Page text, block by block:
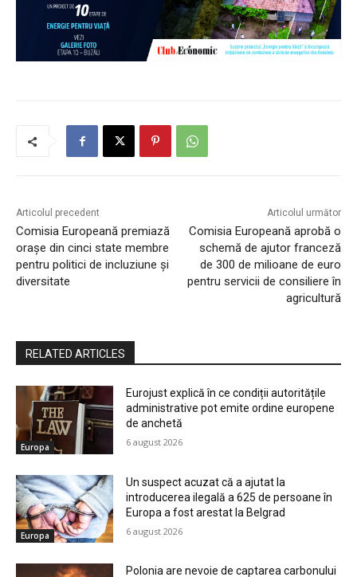
Articolul precedent
Comisia Europeană premiază
orașe din cinci state membre
pentru politici de incluziune și
diversitate
Articolul următor
Comisia Europeană aprobă o
schemă de ajutor franceză
de 300 de milioane de euro
pentru servicii de consiliere în
agricultură
RELATED ARTICLES
Europa
Eurojust explică în ce condiții autoritățile
administrative pot emite ordine europene
de anchetă
6 august 2026
Europa
Un suspect acuzat că a ajutat la
introducerea ilegală a 625 de persoane în
Europa a fost arestat la Belgrad
6 august 2026
Polonia are nevoie de captarea carbonului